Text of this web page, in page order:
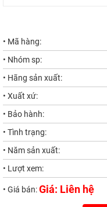
• Mã hàng:
• Nhóm sp:
• Hãng sản xuất:
• Xuất xứ:
• Bảo hành:
• Tình trạng:
• Năm sản xuất:
• Lượt xem:
• Giá bán:Giá: Liên hệ